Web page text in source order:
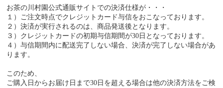
お茶の川村園公式通販サイトでの決済仕様が・・・
１）ご注文時点でクレジットカード与信をおこなっております。
２）決済が実行されるのは、商品発送後となります。
３）クレジットカードの初期与信期間が30日となっております。
４）与信期間内に配送完了しない場合、決済が完了しない場合があ
ります。
このため、
ご購入日からお届け日まで30日を超える場合は他の決済方法をご検